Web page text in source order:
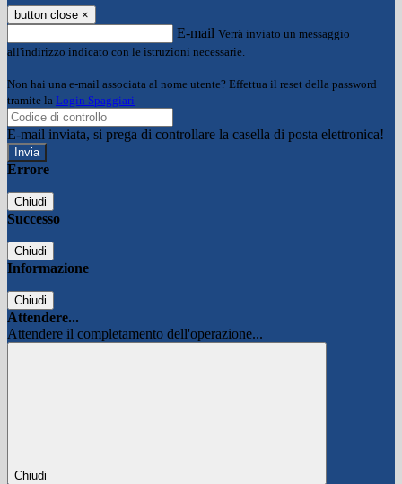
button close ×
E-mail Verrà inviato un messaggio
all'indirizzo indicato con le istruzioni necessarie.
Non hai una e-mail associata al nome utente? Effettua il reset della password
tramite la Login Spaggiari
E-mail inviata, si prega di controllare la casella di posta elettronica!
Errore
Chiudi
Successo
Chiudi
Informazione
Chiudi
Attendere...
Attendere il completamento dell'operazione...
Chiudi